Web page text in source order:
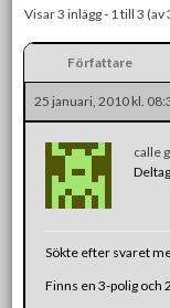
Visar 3 inlägg - 1 till 3 (av
Författare
25 januari, 2010 kl.
calle
Sökte efter svaret
Finns en 3-polig och